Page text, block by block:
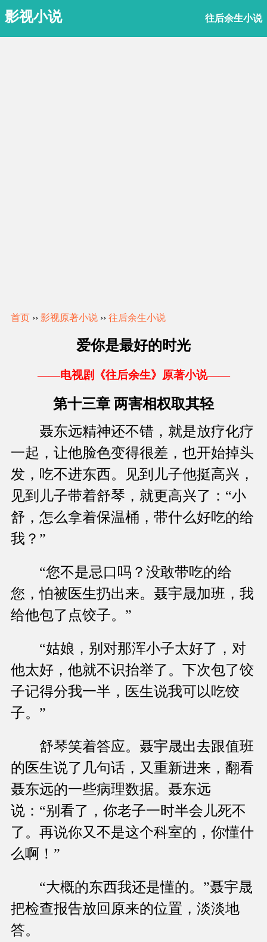
影视小说 往后余生小说
首页 ›› 影视原著小说 ›› 往后余生小说
爱你是最好的时光
——电视剧《往后余生》原著小说——
第十三章 两害相权取其轻
聂东远精神还不错，就是放疗化疗
一起，让他脸色变得很差，也开始掉头
发，吃不进东西。见到儿子他挺高兴，
见到儿子带着舒琴，就更高兴了：“小
舒，怎么拿着保温桶，带什么好吃的给
我？”
“您不是忌口吗？没敢带吃的给
您，怕被医生扔出来。聂宇晟加班，我
给他包了点饺子。”
“姑娘，别对那浑小子太好了，对
他太好，他就不识抬举了。下次包了饺
子记得分我一半，医生说我可以吃饺
子。”
舒琴笑着答应。聂宇晟出去跟值班
的医生说了几句话，又重新进来，翻看
聂东远的一些病理数据。聂东远
说：“别看了，你老子一时半会儿死不
了。再说你又不是这个科室的，你懂什
么啊！”
“大概的东西我还是懂的。”聂宇晟
把检查报告放回原来的位置，淡淡地
答。